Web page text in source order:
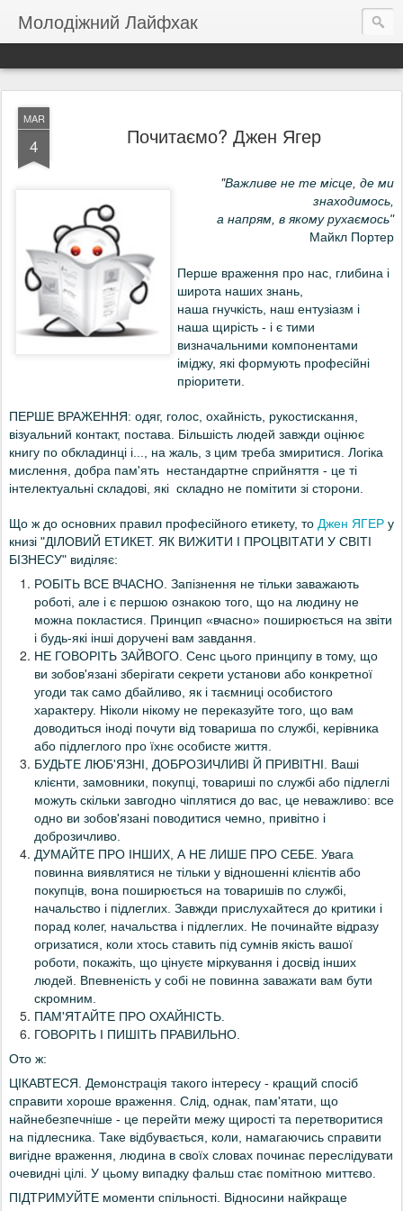
Молодіжний Лайфхак
MAR
4 Почитаємо? Джен Ягер
"Важливе не те місце, де ми
знаходимось,
а напрям, в якому рухаємось"
Майкл Портер
Перше враження про нас, глибина і
широта наших знань,
наша гнучкість, наш ентузіазм і
наша щирість - і є тими
визначальними компонентами
іміджу, які формують професійні
пріоритети.
ПЕРШЕ ВРАЖЕННЯ: одяг, голос, охайність, рукостискання,
візуальний контакт, постава. Більшість людей завжди оцінює
книгу по обкладинці і..., на жаль, з цим треба змиритися. Логіка
мислення, добра пам'ять нестандартне сприйняття - це ті
інтелектуальні складові, які складно не помітити зі сторони.
Що ж до основних правил професійного етикету, то Джен ЯГЕР у
книзі "ДІЛОВИЙ ЕТИКЕТ. ЯК ВИЖИТИ І ПРОЦВІТАТИ У СВІТІ
БІЗНЕСУ" виділяє:
РОБІТЬ ВСЕ ВЧАСНО. Запізнення не тільки заважають
роботі, але і є першою ознакою того, що на людину не
можна покластися. Принцип «вчасно» поширюється на звіти
і будь-які інші доручені вам завдання.
НЕ ГОВОРІТЬ ЗАЙВОГО. Сенс цього принципу в тому, що
ви зобов'язані зберігати секрети установи або конкретної
угоди так само дбайливо, як і таємниці особистого
характеру. Ніколи нікому не переказуйте того, що вам
доводиться іноді почути від товариша по службі, керівника
або підлеглого про їхнє особисте життя.
БУДЬТЕ ЛЮБ'ЯЗНІ, ДОБРОЗИЧЛИВІ Й ПРИВІТНІ. Ваші
клієнти, замовники, покупці, товариші по службі або підлеглі
можуть скільки завгодно чіплятися до вас, це неважливо: все
одно ви зобов'язані поводитися чемно, привітно і
доброзичливо.
ДУМАЙТЕ ПРО ІНШИХ, А НЕ ЛИШЕ ПРО СЕБЕ. Увага
повинна виявлятися не тільки у відношенні клієнтів або
покупців, вона поширюється на товаришів по службі,
начальство і підлеглих. Завжди прислухайтеся до критики і
порад колег, начальства і підлеглих. Не починайте відразу
огризатися, коли хтось ставить під сумнів якість вашої
роботи, покажіть, що цінуєте міркування і досвід інших
людей. Впевненість у собі не повинна заважати вам бути
скромним.
ПАМ'ЯТАЙТЕ ПРО ОХАЙНІСТЬ.
ГОВОРІТЬ І ПИШІТЬ ПРАВИЛЬНО.
Ото ж:
ЦІКАВТЕСЯ. Демонстрація такого інтересу - кращий спосіб
справити хороше враження. Слід, однак, пам'ятати, що
найнебезпечніше - це перейти межу щирості та перетворитися
на підлесника. Таке відбувається, коли, намагаючись справити
вигідне враження, людина в своїх словах починає переслідувати
очевидні цілі. У цьому випадку фальш стає помітною миттєво.
ПІДТРИМУЙТЕ моменти спільності. Відносини найкраще